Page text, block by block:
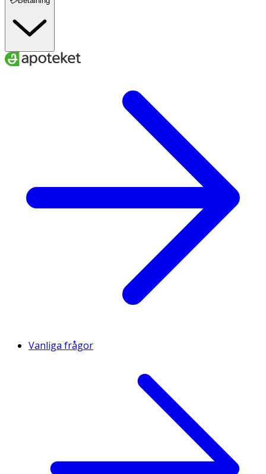
Vanliga frågor